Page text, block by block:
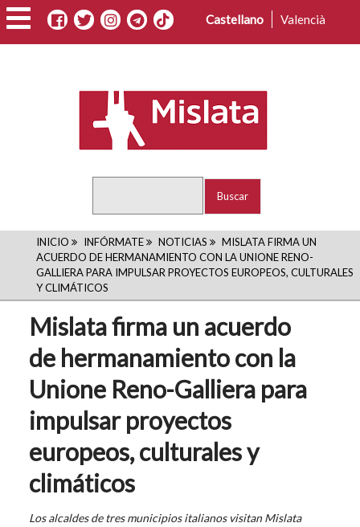
Pasar
al
contenido
Castellano Valencià
RUTA
DE
NAVEGACIÓN
INICIO INFÓRMATE NOTICIAS
MISLATA FIRMA UN
ACUERDO DE HERMANAMIENTO CON LA UNIONE RENO-
GALLIERA PARA IMPULSAR PROYECTOS EUROPEOS, CULTURALES
Y CLIMÁTICOS
Mislata firma un acuerdo
de hermanamiento con la
Unione Reno-Galliera para
impulsar proyectos
europeos, culturales y
climáticos
Los alcaldes de tres municipios italianos visitan Mislata